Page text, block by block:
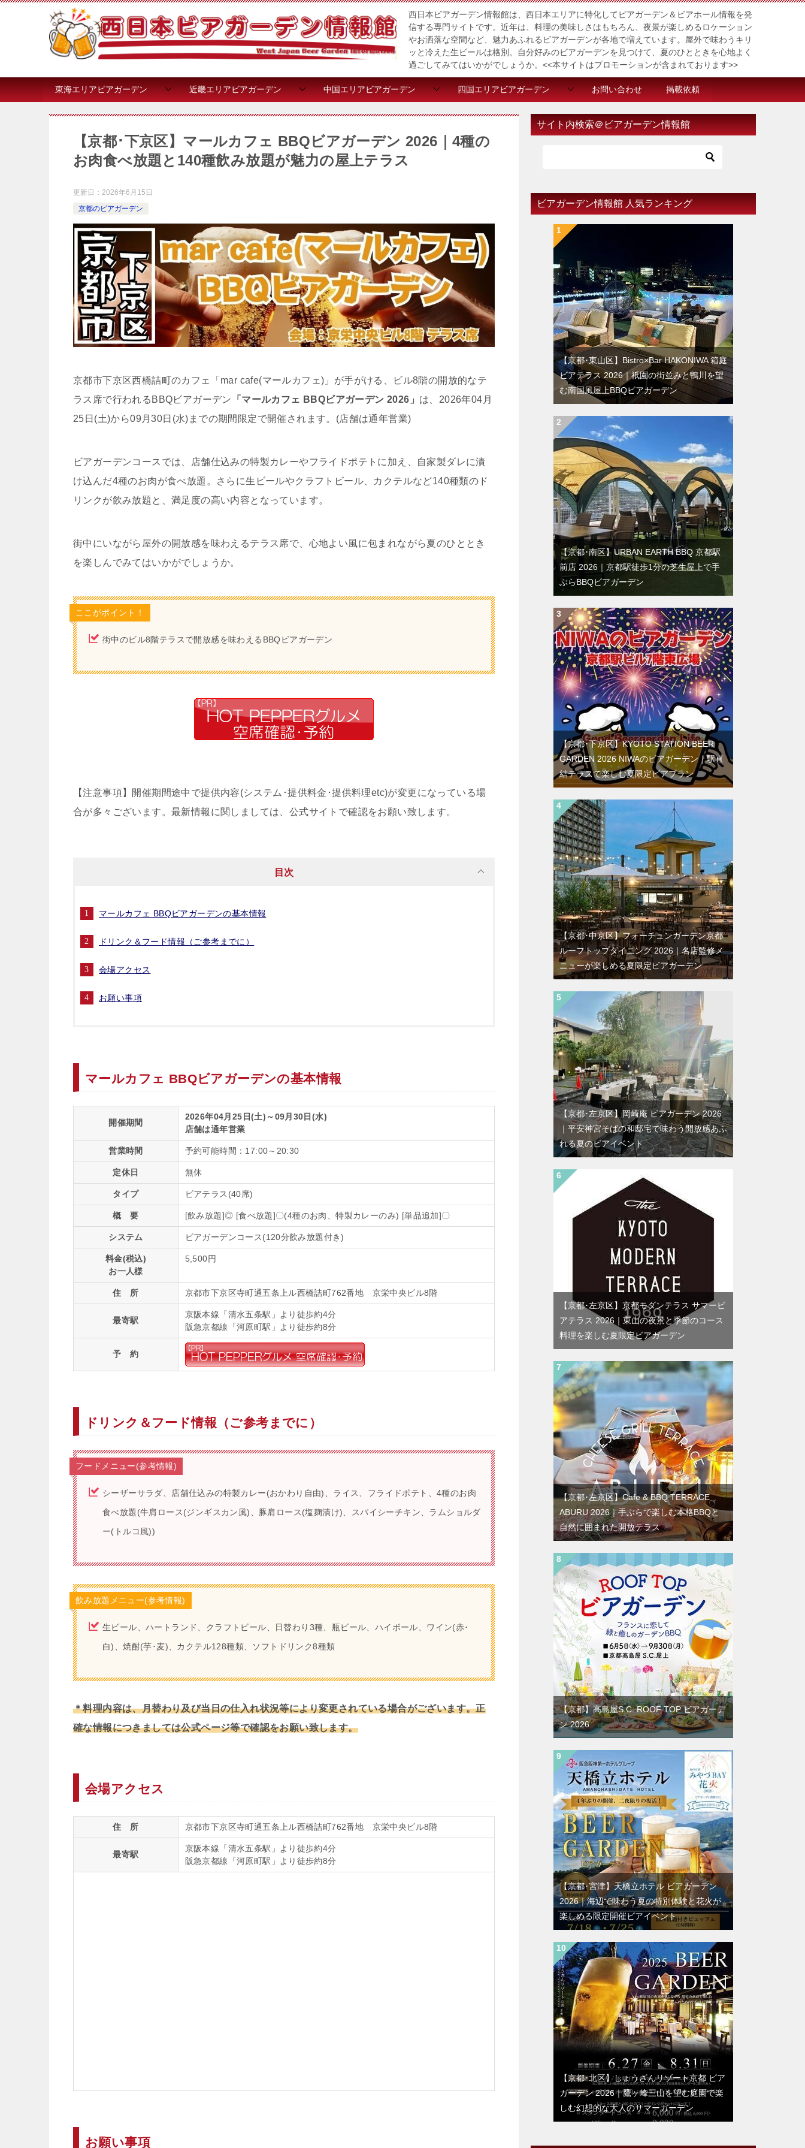
西日本ビアガーデン情報館は、西日本エリアに特化してビアガーデン＆ビアホール情報を発
信する専門サイトです。近年は、料理の美味しさはもちろん、夜景が楽しめるロケーション
やお洒落な空間など、魅力あふれるビアガーデンが各地で増えています。屋外で味わうキリ
ッと冷えた生ビールは格別。自分好みのビアガーデンを見つけて、夏のひとときを心地よく
過ごしてみてはいかがでしょうか。<<本サイトはプロモーションが含まれております>>
東海エリアビアガーデン 近畿エリアビアガーデン 中国エリアビアガーデン 四国エリアビアガーデン お問い合わせ 掲載依頼
【京都･下京区】マールカフェ BBQビアガーデン 2026｜4種の
お肉食べ放題と140種飲み放題が魅力の屋上テラス
更新日： 2026年6月15日
京都のビアガーデン
京都市下京区西橋詰町のカフェ「mar cafe(マールカフェ)」が手がける、ビル8階の開放的なテ
ラス席で行われるBBQビアガーデン
「マールカフェ BBQビアガーデン 2026」 は、2026年04月
25日(土)から09月30日(水)までの期間限定で開催されます。(店舗は通年営業)
ビアガーデンコースでは、店舗仕込みの特製カレーやフライドポテトに加え、自家製ダレに漬
け込んだ4種のお肉が食べ放題。さらに生ビールやクラフトビール、カクテルなど140種類のド
リンクが飲み放題と、満足度の高い内容となっています。
街中にいながら屋外の開放感を味わえるテラス席で、心地よい風に包まれながら夏のひととき
を楽しんでみてはいかがでしょうか。
ここがポイント！
街中のビル8階テラスで開放感を味わえるBBQビアガーデン
【注意事項】開催期間途中で提供内容(システム･提供料金･提供料理etc)が変更になっている場
合が多々ございます。最新情報に関しましては、公式サイトで確認をお願い致します。
目次
マールカフェ BBQビアガーデンの基本情報
ドリンク＆フード情報（ご参考までに）
会場アクセス
お願い事項
マールカフェ BBQビアガーデンの基本情報
開催期間
2026年04月25日(土)～09月30日(水)
店舗は通年営業
営業時間 予約可能時間：17:00～20:30
定休日 無休
タイプ ビアテラス(40席)
概 要 [飲み放題]◎ [食べ放題]〇(4種のお肉、特製カレーのみ) [単品追加]〇
システム ビアガーデンコース(120分飲み放題付き)
料金(税込)
お一人様
5,500円
住 所 京都市下京区寺町通五条上ル西橋詰町762番地 京栄中央ビル8階
最寄駅
京阪本線「清水五条駅」より徒歩約4分
阪急京都線「河原町駅」より徒歩約8分
予 約
ドリンク＆フード情報（ご参考までに）
フードメニュー(参考情報)
シーザーサラダ、店舗仕込みの特製カレー(おかわり自由)、ライス、フライドポテト、4種のお肉
食べ放題(牛肩ロース(ジンギスカン風)、豚肩ロース(塩麹漬け)、スパイシーチキン、ラムショルダ
ー(トルコ風))
飲み放題メニュー(参考情報)
生ビール、ハートランド、クラフトビール、日替わり3種、瓶ビール、ハイボール、ワイン(赤･
白)、焼酎(芋･麦)、カクテル128種類、ソフトドリンク8種類
＊料理内容は、月替わり及び当日の仕入れ状況等により変更されている場合がございます。正
確な情報につきましては公式ページ等で確認をお願い致します。
会場アクセス
住 所 京都市下京区寺町通五条上ル西橋詰町762番地 京栄中央ビル8階
最寄駅
京阪本線「清水五条駅」より徒歩約4分
阪急京都線「河原町駅」より徒歩約8分
お願い事項
サイト内検索＠ビアガーデン情報館
ビアガーデン情報館 人気ランキング
【京都･東山区】Bistro×Bar HAKONIWA 箱庭
ビアテラス 2026｜祇園の街並みと鴨川を望
む南国風屋上BBQビアガーデン
【京都･南区】URBAN EARTH BBQ 京都駅
前店 2026｜京都駅徒歩1分の芝生屋上で手
ぶらBBQビアガーデン
【京都･下京区】KYOTO STATION BEER
GARDEN 2026 NIWAのビアガーデン｜駅直
結テラスで楽しむ夏限定ビアプラン
【京都･中京区】フォーチュンガーデン京都
ルーフトップダイニング 2026｜名店監修メ
ニューが楽しめる夏限定ビアガーデン
【京都･左京区】岡崎庵 ビアガーデン 2026
｜平安神宮そばの和邸宅で味わう開放感あふ
れる夏のビアイベント
【京都･左京区】京都モダンテラス サマービ
アテラス 2026｜東山の夜景と季節のコース
料理を楽しむ夏限定ビアガーデン
【京都･左京区】Cafe & BBQ TERRACE
ABURU 2026｜手ぶらで楽しむ本格BBQと
自然に囲まれた開放テラス
【京都】高島屋S.C. ROOF TOP ビアガーデ
ン 2026
【京都･宮津】天橋立ホテル ビアガーデン
2026｜海辺で味わう夏の特別体験と花火が
楽しめる限定開催ビアイベント
【京都･北区】しょうざんリゾート京都 ビア
ガーデン 2026｜鷹ヶ峰三山を望む庭園で楽
しむ幻想的な大人のサマーガーデン